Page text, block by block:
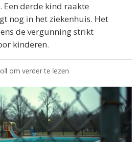
derde kind raakte
nog in het ziekenhuis. Het
de vergunning strikt
kinderen.
om verder te lezen